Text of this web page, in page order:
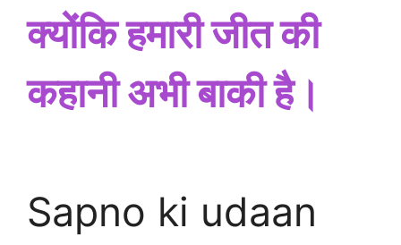
क्योंकि हमारी जीत की
कहानी अभी बाकी है।
Sapno ki udaan